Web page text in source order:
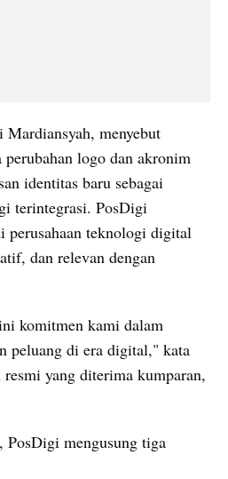
menyebut
perubahan logo dan akronim
identitas baru sebagai
terintegrasi. PosDigi
perusahaan teknologi digital
dan relevan dengan
komitmen kami dalam
peluang di era digital," kata
resmi yang diterima kumparan,